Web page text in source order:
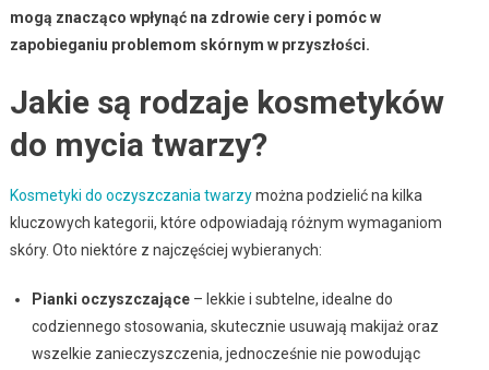
mogą znacząco wpłynąć na zdrowie cery i pomóc w
zapobieganiu problemom skórnym w przyszłości.
Jakie są rodzaje kosmetyków
do mycia twarzy?
Kosmetyki do oczyszczania twarzymożna podzielić na kilka
kluczowych kategorii, które odpowiadają różnym wymaganiom
skóry. Oto niektóre z najczęściej wybieranych:
Pianki oczyszczające– lekkie i subtelne, idealne do
codziennego stosowania, skutecznie usuwają makijaż oraz
wszelkie zanieczyszczenia, jednocześnie nie powodując